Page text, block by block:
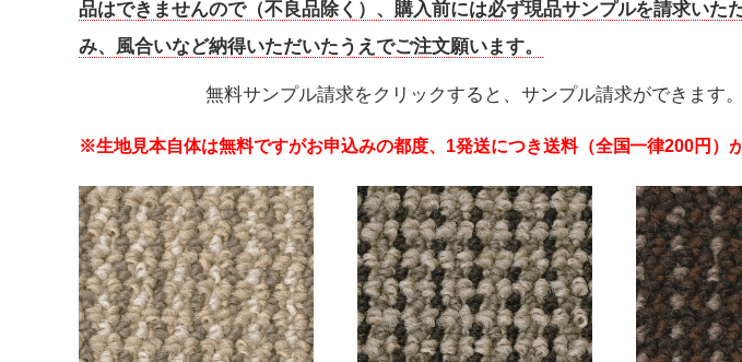
品はできませんので（不良品除く）、購入前には必ず現品サンプルを請求いた
み、風合いなど納得いただいたうえでご注文願います。
無料サンプル請求をクリックすると、サンプル請求ができます。
※生地見本自体は無料ですがお申込みの都度、1発送につき送料（全国一律200円）